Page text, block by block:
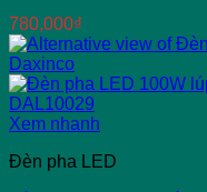
780,000₫
Xem nhanh
Đèn pha LED